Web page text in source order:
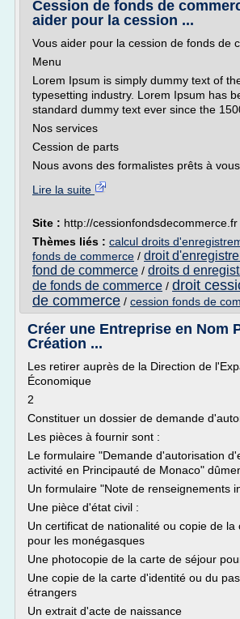
Cession de fonds de
aider pour la cession ...
Vous aider pour la cession de fonds de
Menu
Lorem Ipsum is simply dummy text of
typesetting industry. Lorem Ipsum has
standard dummy text ever since the
Nos services
Cession de parts
Nous avons des formalistes prêts à vous
Lire la suite
Site : http://cessionfondsdecommerce.fr
Thèmes liés : calcul droits
fonds de commerce / droit
fond de commerce / droits d
de fonds de commerce / droit
de commerce / cession fonds de
Créer une Entreprise en Nom
Création ...
Les retirer auprès de la Direction de
Économique
2
Constituer un dossier de demande
Les pièces à fournir sont :
Le formulaire "Demande d'autorisation
activité en Principauté de Monaco"
Un formulaire "Note de renseignements
Une pièce d'état civil :
Un certificat de nationalité ou copie de la
pour les monégasques
Une photocopie de la carte de séjour
Une copie de la carte d'identité ou du
étrangers
Un extrait d'acte de naissance